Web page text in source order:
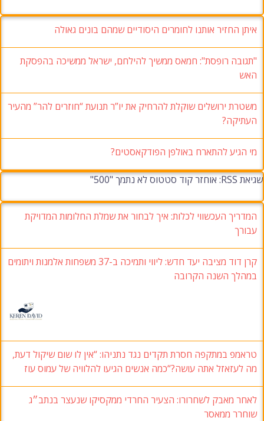
איתן החזיר אותנו לחומרים היסודיים שמהם בונים גאולה
"תגובה רופסת": חמאס ממשיך להילחם, ישראל ממשיכה בהפסקת
האש
משטרת ירושלים שוקלת להרחיק את יו”ר תנועת “חוזרים להר” מהעיר
העתיקה?
מי הגיע להתארח באולפן הפודקאסטים?
שגיאת RSS: אוחזר קוד סטטוס לא נתמך "500"
המדריך העכשווי לכלות: איך לבחור את שמלת החלומות המדויקת
עבורך
קרן דוד מציבה יעד חדש: ליווי ותמיכה ב-37 משפחות אלמנות ויתומים
במהלך השנה הקרובה
טראמפ במתקפה חסרת תקדים נגד נתניהו: “אין לו שום שיקול דעת,
מה לעזאזל אתה עושה?“כמה אנשים הגיעו להלוויה של עמוס עוז
לאחר מאבק לשחרורו: הצעיר החרדי ממקסיקו שנעצר בנתב״ג
שוחרר ממאסר